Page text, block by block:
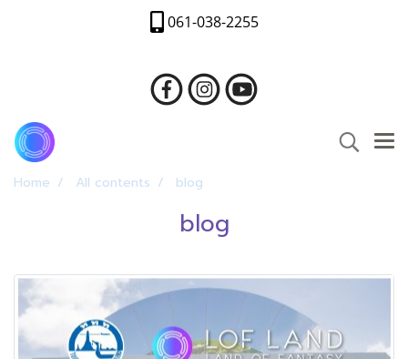
061-038-2255
Home All contents blog
blog